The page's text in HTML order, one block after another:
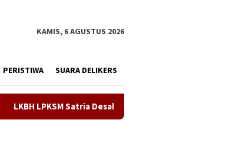
KAMIS, 6 AGUSTUS 2026
PERISTIWA SUARA DELIKERS
Karawang Segera Tetapkan Tersangka Kasus